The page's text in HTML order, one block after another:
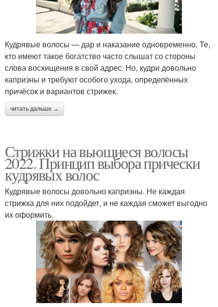
Кудрявые волосы — дар и наказание одновременно. Те,
кто имеют такое богатство часто слышат со стороны
слова восхищения в свой адрес. Но, кудри довольно
капризны и требуют особого ухода, определённых
причёсок и вариантов стрижек.
читать дальше →
Стрижки на вьющиеся волосы
2022. Принцип выбора прически
кудрявых волос
Кудрявые волосы довольно капризны. Не каждая
стрижка для них подойдет, и не каждая сможет выгодно
их оформить.